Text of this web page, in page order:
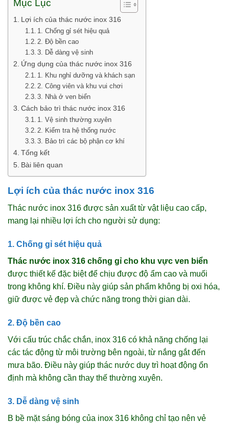
Mục Lục
Lợi ích của thác nước inox 316
1. Chống gỉ sét hiệu quả
2. Độ bền cao
3. Dễ dàng vệ sinh
Ứng dụng của thác nước inox 316
1. Khu nghỉ dưỡng và khách sạn
2. Công viên và khu vui chơi
3. Nhà ở ven biển
Cách bảo trì thác nước inox 316
1. Vệ sinh thường xuyên
2. Kiểm tra hệ thống nước
3. Bảo trì các bộ phận cơ khí
Tổng kết
Bài liên quan
Lợi ích của thác nước inox 316
Thác nước inox 316 được sản xuất từ vật liệu cao cấp,
mang lại nhiều lợi ích cho người sử dụng:
1. Chống gỉ sét hiệu quả
Thác nước inox 316 chống gỉ cho khu vực ven biển
được thiết kế đặc biệt để chịu được độ ẩm cao và muối
trong không khí. Điều này giúp sản phẩm không bị oxi hóa,
giữ được vẻ đẹp và chức năng trong thời gian dài.
2. Độ bền cao
Với cấu trúc chắc chắn, inox 316 có khả năng chống lại
các tác động từ môi trường bên ngoài, từ nắng gắt đến
mưa bão. Điều này giúp thác nước duy trì hoạt động ổn
định mà không cần thay thế thường xuyên.
3. Dễ dàng vệ sinh
B bề mặt sáng bóng của inox 316 không chỉ tạo nên vẻ